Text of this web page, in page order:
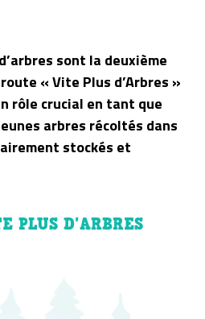
sont la deuxième
« Vite Plus d’Arbres »
rôle crucial en tant que
arbres récoltés dans
stockés et
PLUS D'ARBRES